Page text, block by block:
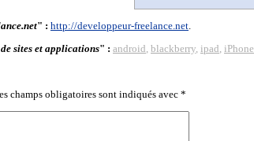
" : http://developpeur-freelance.net.
sites et applications" : android, blackberry, ipad, iPhone
champs obligatoires sont indiqués avec *